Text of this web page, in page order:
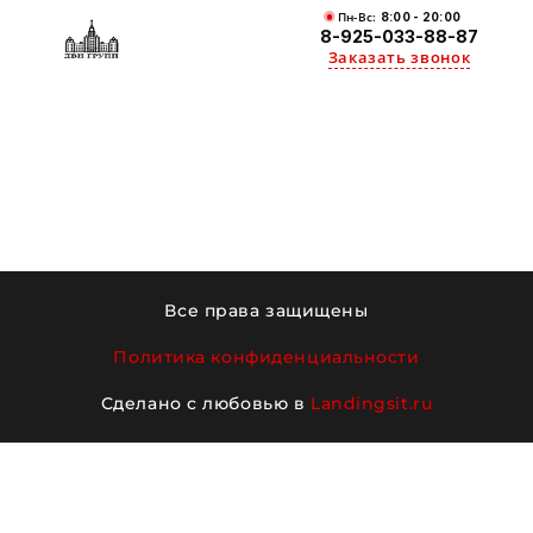
Пн-Вс: 8:00 - 20:00
8-925-033-88-87
Заказать звонок
Все права защищены
Политика конфиденциальности
Сделано с любовью в Landingsit.ru